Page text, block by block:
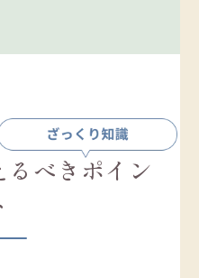
べきポイン